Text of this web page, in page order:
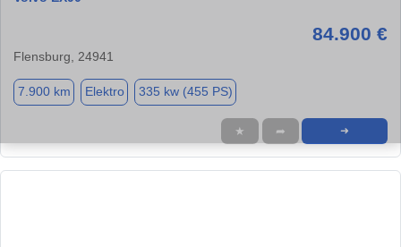
84.900 €
Flensburg, 24941
7.900 km Elektro 335 kw (455 PS)
★ ➦ ➜